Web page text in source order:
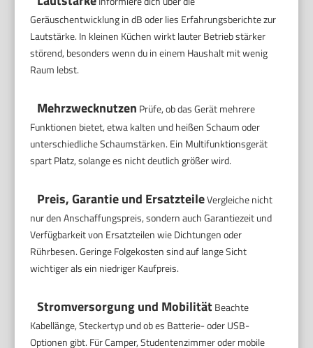
Geräuschentwicklung in dB oder lies Erfahrungsberichte zur
Lautstärke. In kleinen Küchen wirkt lauter Betrieb stärker
störend, besonders wenn du in einem Haushalt mit wenig
Raum lebst.
Mehrzwecknutzen Prüfe, ob das Gerät mehrere
Funktionen bietet, etwa kalten und heißen Schaum oder
unterschiedliche Schaumstärken. Ein Multifunktionsgerät
spart Platz, solange es nicht deutlich größer wird.
Preis, Garantie und ErsatzteileVergleiche nicht
nur den Anschaffungspreis, sondern auch Garantiezeit und
Verfügbarkeit von Ersatzteilen wie Dichtungen oder
Rührbesen. Geringe Folgekosten sind auf lange Sicht
wichtiger als ein niedriger Kaufpreis.
Stromversorgung und Mobilität Beachte
Kabellänge, Steckertyp und ob es Batterie- oder USB-
Optionen gibt. Für Camper, Studentenzimmer oder mobile